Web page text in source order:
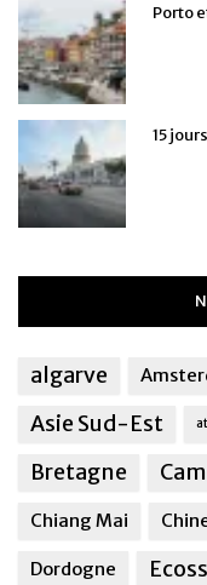
Porto
15
algarve
Asie Sud-Est
Bretagne
Chiang Mai
Dordogne